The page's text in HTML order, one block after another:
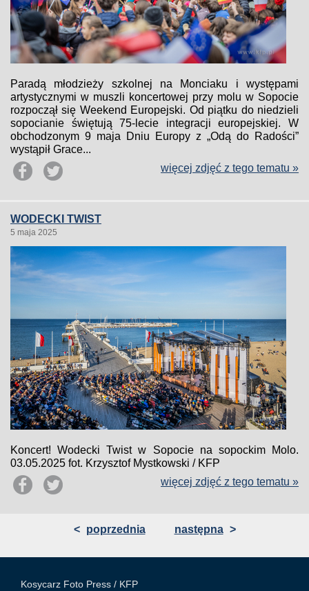
Paradą młodzieży szkolnej na Monciaku i występami
artystycznymi w muszli koncertowej przy molu w Sopocie
rozpoczął się Weekend Europejski. Od piątku do niedzieli
sopocianie świętują 75-lecie integracji europejskiej. W
obchodzonym 9 maja Dniu Europy z „Odą do Radości”
wystąpił Grace...
więcej zdjęć z tego tematu »
WODECKI TWIST
5 maja 2025
Koncert! Wodecki Twist w Sopocie na sopockim Molo.
03.05.2025 fot. Krzysztof Mystkowski / KFP
więcej zdjęć z tego tematu »
< poprzednia następna >
Kosycarz Foto Press / KFP